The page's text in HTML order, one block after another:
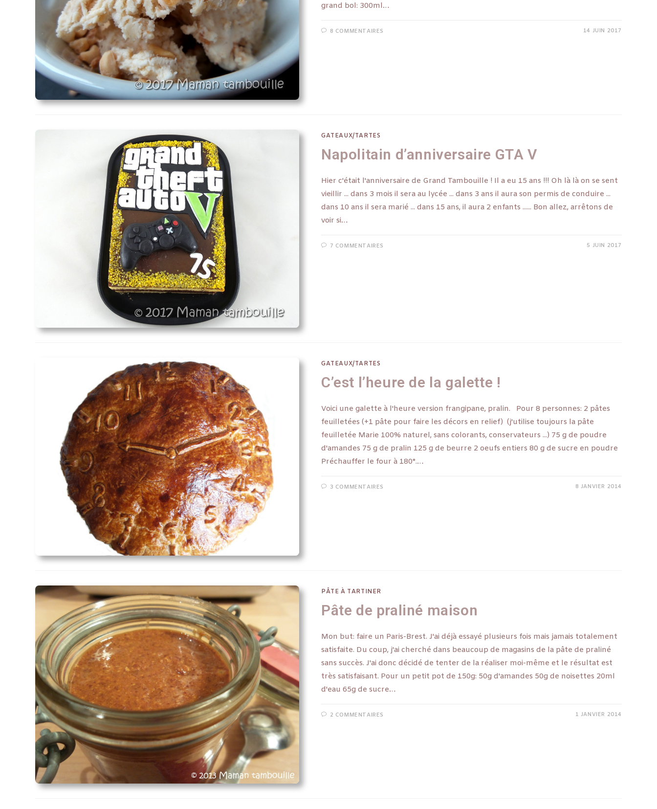
grand bol: 300ml…
8 COMMENTAIRES 14 JUIN 2017
GATEAUX/TARTES
Napolitain d’anniversaire GTA V
Hier c'était l'anniversaire de Grand Tambouille ! Il a eu 15 ans !!! Oh là là on se sent
vieillir ... dans 3 mois il sera au lycée ... dans 3 ans il aura son permis de conduire ...
dans 10 ans il sera marié ... dans 15 ans, il aura 2 enfants ...... Bon allez, arrêtons de
voir si…
7 COMMENTAIRES 5 JUIN 2017
GATEAUX/TARTES
C’est l’heure de la galette !
Voici une galette à l'heure version frangipane, pralin. Pour 8 personnes: 2 pâtes
feuilletées (+1 pâte pour faire les décors en relief) (j'utilise toujours la pâte
feuilletée Marie 100% naturel, sans colorants, conservateurs ...) 75 g de poudre
d'amandes 75 g de pralin 125 g de beurre 2 oeufs entiers 80 g de sucre en poudre
Préchauffer le four à 180°.…
3 COMMENTAIRES 8 JANVIER 2014
PÂTE À TARTINER
Pâte de praliné maison
Mon but: faire un Paris-Brest. J'ai déjà essayé plusieurs fois mais jamais totalement
satisfaite. Du coup, j'ai cherché dans beaucoup de magasins de la pâte de praliné
sans succès. J'ai donc décidé de tenter de la réaliser moi-même et le résultat est
très satisfaisant. Pour un petit pot de 150g: 50g d'amandes 50g de noisettes 20ml
d'eau 65g de sucre…
2 COMMENTAIRES 1 JANVIER 2014